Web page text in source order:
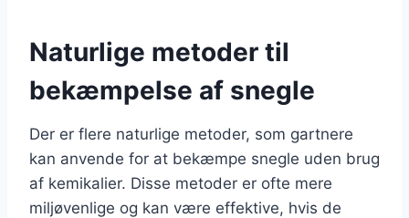
Naturlige metoder til
bekæmpelse af snegle
Der er flere naturlige metoder, som gartnere
kan anvende for at bekæmpe snegle uden brug
af kemikalier. Disse metoder er ofte mere
miljøvenlige og kan være effektive, hvis de